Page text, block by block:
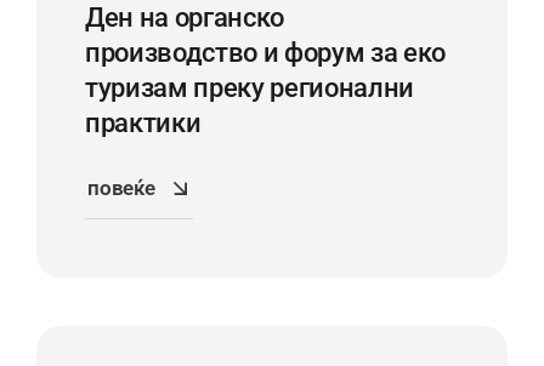
Ден на органско
производство и форум за еко
туризам преку регионални
практики
повеќе